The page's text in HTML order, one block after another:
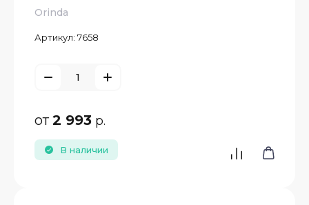
Orinda
Артикул: 7658
от2 993 р.
В наличии